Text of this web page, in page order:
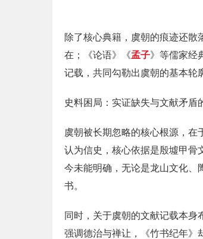
除了核心典籍，虞朝的痕迹还散
在；《论语》《孟子》等儒家经
记载，共同勾勒出虞朝的基本
史料困局：实证缺失与文献矛盾
虞朝被长期忽略的核心根源，
认为信史，核心依据是殷墟甲骨
今未能明确，无论是龙山文化、
书。
同时，关于虞朝的文献记载本身
强调德治与禅让，《竹书纪年》